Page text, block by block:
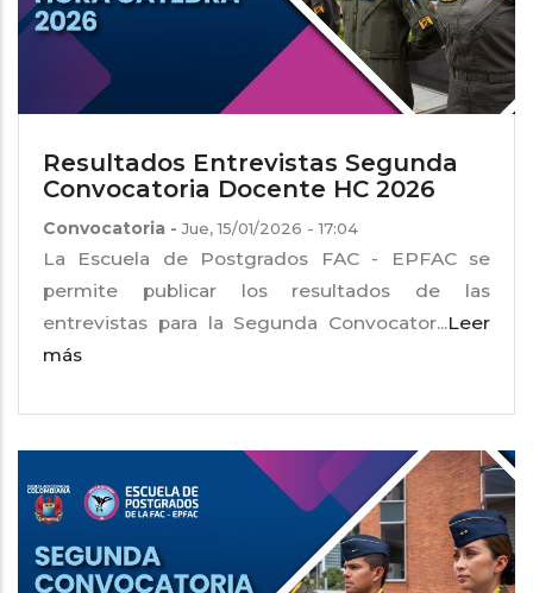
Resultados Entrevistas Segunda
Convocatoria Docente HC 2026
Convocatoria -Jue, 15/01/2026 - 17:04
La Escuela de Postgrados FAC - EPFAC se
permite publicar los resultados de las
entrevistas para la Segunda Convocator...Leer
más